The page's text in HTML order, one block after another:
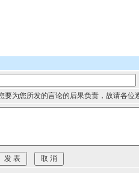
要为您所发的言论的后果负责，故请各位